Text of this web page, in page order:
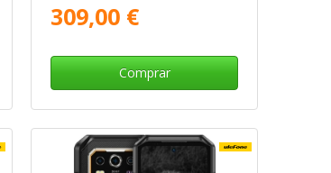
309,00 €
Comprar